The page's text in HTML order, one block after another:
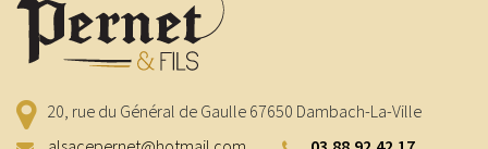
20, rue du Général de Gaulle 67650 Dambach-La-Ville